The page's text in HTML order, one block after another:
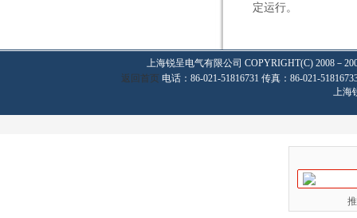
定运行。
上海锐呈电气有限公司 COPYRIGHT(C) 2008－
返回首页 电话：86-021-51816731 传真：86-021-
上海